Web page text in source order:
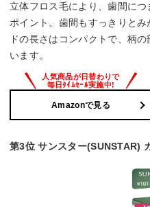
立体フロス毛により、歯間に
ポイント。歯間もすっきりと
ドの長さはコンパクトで、柄
います。
Amazonで見る
第3位 サンスター(SUNSTAR)